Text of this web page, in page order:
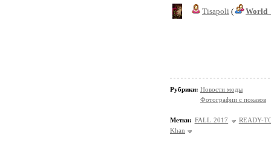
Tisapoli (
Рубрики: Новости моды
Фотографии с показов
Метки: FALL 2017
READY-
Khan